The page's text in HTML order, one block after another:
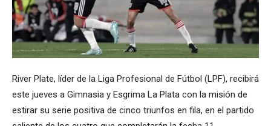
River Plate, líder de la Liga Profesional de Fútbol (LPF), recibirá
este jueves a Gimnasia y Esgrima La Plata con la misión de
estirar su serie positiva de cinco triunfos en fila, en el partido